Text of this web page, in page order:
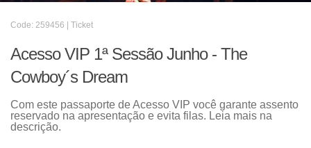
Code: 259456 | Ticket
Acesso VIP 1ª Sessão Junho - The
Cowboy´s Dream
Com este passaporte de Acesso VIP você garante assento
reservado na apresentação e evita filas. Leia mais na
descrição.